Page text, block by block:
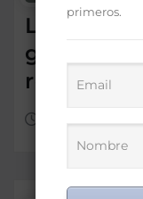
La
gobernar
primeros.